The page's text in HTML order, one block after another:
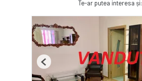
Te-ar putea interesa și:
Previous